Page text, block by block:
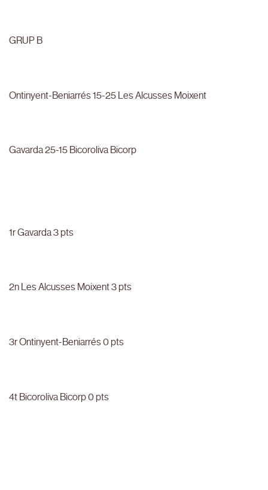
GRUP B
Ontinyent-Beniarrés 15-25 Les Alcusses Moixent
Gavarda 25-15 Bicoroliva Bicorp
1r Gavarda 3 pts
2n Les Alcusses Moixent 3 pts
3r Ontinyent-Beniarrés 0 pts
4t Bicoroliva Bicorp 0 pts